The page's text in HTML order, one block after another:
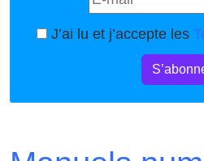
J’ai lu et j’accepte les